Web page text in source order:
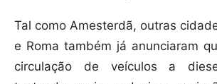
Tal como Amesterdã, outras
e Roma também já anunciaram
circulação de veículos a